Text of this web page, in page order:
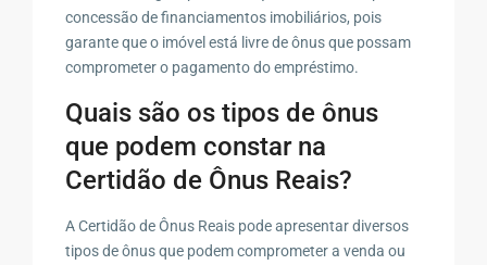
concessão de financiamentos imobiliários, pois
garante que o imóvel está livre de ônus que possam
comprometer o pagamento do empréstimo.
Quais são os tipos de ônus
que podem constar na
Certidão de Ônus Reais?
A Certidão de Ônus Reais pode apresentar diversos
tipos de ônus que podem comprometer a venda ou